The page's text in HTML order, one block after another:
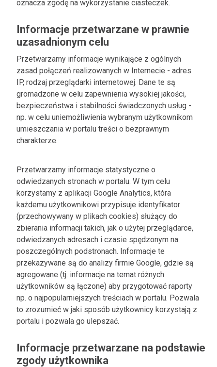
oznacza zgodę na wykorzystanie ciasteczek.
Informacje przetwarzane w prawnie
uzasadnionym celu
Przetwarzamy informacje wynikające z ogólnych
zasad połączeń realizowanych w Internecie - adres
IP, rodzaj przeglądarki internetowej. Dane te są
gromadzone w celu zapewnienia wysokiej jakości,
bezpieczeństwa i stabilności świadczonych usług -
np. w celu uniemożliwienia wybranym użytkownikom
umieszczania w portalu treści o bezprawnym
charakterze.
Przetwarzamy informacje statystyczne o
odwiedzanych stronach w portalu. W tym celu
korzystamy z aplikacji Google Analytics, która
każdemu użytkownikowi przypisuje identyfikator
(przechowywany w plikach cookies) służący do
zbierania informacji takich, jak o użytej przeglądarce,
odwiedzanych adresach i czasie spędzonym na
poszczególnych podstronach. Informacje te
przekazywane są do analizy firmie Google, gdzie są
agregowane (tj. informacje na temat różnych
użytkowników są łączone) aby przygotować raporty
np. o najpopularniejszych treściach w portalu. Pozwala
to zrozumieć w jaki sposób użytkownicy korzystają z
portalu i pozwala go ulepszać.
Informacje przetwarzane na podstawie
zgody użytkownika